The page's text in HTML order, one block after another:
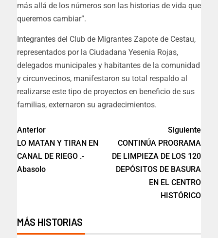
más allá de los números son las historias de vida que
queremos cambiar”.
Integrantes del Club de Migrantes Zapote de Cestau,
representados por la Ciudadana Yesenia Rojas,
delegados municipales y habitantes de la comunidad
y circunvecinos, manifestaron su total respaldo al
realizarse este tipo de proyectos en beneficio de sus
familias, externaron su agradecimientos.
Anterior
LO MATAN Y TIRAN EN
CANAL DE RIEGO .-
Abasolo
Siguiente
CONTINÚA PROGRAMA
DE LIMPIEZA DE LOS 120
DEPÓSITOS DE BASURA
EN EL CENTRO
HISTÓRICO
MÁS HISTORIAS